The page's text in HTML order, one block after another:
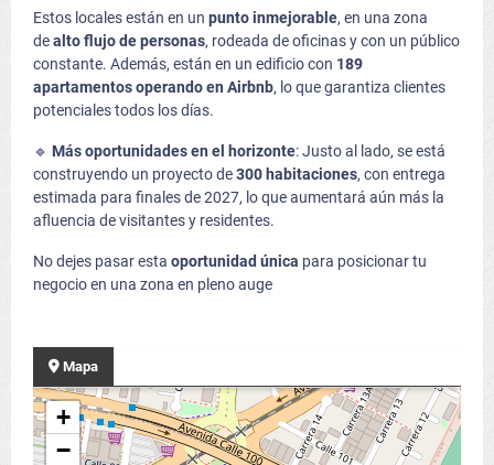
Estos locales están en un punto inmejorable, en una zona
dealto flujo de personas, rodeada de oficinas y con un público
constante. Además, están en un edificio con 189
apartamentos operando en Airbnb, lo que garantiza clientes
potenciales todos los días.
🔹 Más oportunidades en el horizonte: Justo al lado, se está
construyendo un proyecto de300 habitaciones, con entrega
estimada para finales de 2027, lo que aumentará aún más la
afluencia de visitantes y residentes.
No dejes pasar esta oportunidad única para posicionar tu
negocio en una zona en pleno auge
Mapa
+
−